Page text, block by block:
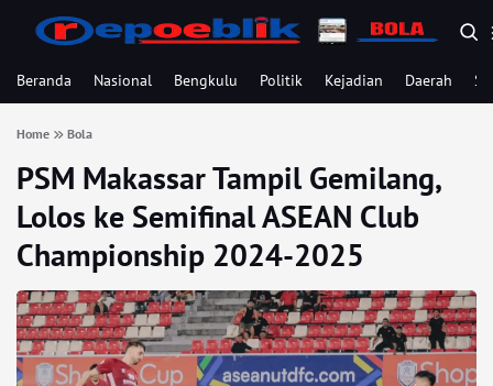
Beranda Nasional Bengkulu Politik Kejadian Daerah
Home Bola
PSM Makassar Tampil Gemilang,
Lolos ke Semifinal ASEAN Club
Championship 2024-2025